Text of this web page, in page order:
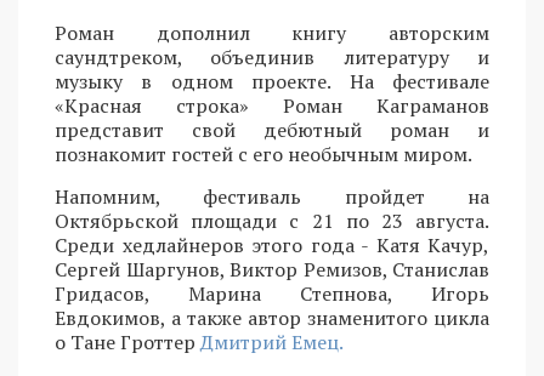
Роман дополнил книгу авторским
саундтреком, объединив литературу и
музыку в одном проекте. На фестивале
«Красная строка» Роман Каграманов
представит свой дебютный роман и
познакомит гостей с его необычным миром.
Напомним, фестиваль пройдет на
Октябрьской площади с 21 по 23 августа.
Среди хедлайнеров этого года - Катя Качур,
Сергей Шаргунов, Виктор Ремизов, Станислав
Гридасов, Марина Степнова, Игорь
Евдокимов, а также автор знаменитого цикла
о Тане ГроттерДмитрий Емец.